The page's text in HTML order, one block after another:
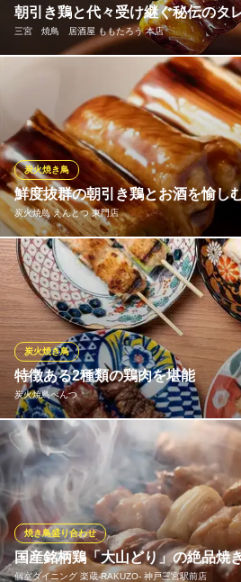
神戸三宮 炭焼き鳥 にはとりや 三
炭火焼鳥/絶品鶏料理
神戸市営地下鉄西神・山手線三宮駅
兵庫県神戸市中央区北長狭通2-10-10 三木ビル2F
朝引き鶏と代々受け継ぐ秘伝のタ
三宮 焼鳥 居酒屋 ももたろう 本店
朝引きの新鮮な若鶏に、代々職人に受
っぷりと浸し、備長炭で旨みと香りを
鳥」が自慢。20年以上の伝統を持つ当
で、外はパリッと中はジューシーな焼
ーズナブルにご提供。ぜひ色々な部位
三宮 焼鳥 居酒屋 ももたろう 本
個室で炭火焼鳥と鳥料理
ＪＲ神戸線三ノ宮駅 徒歩3分
兵庫県神戸市中央区北長狭通2-10-11 第7シャル
鮮度抜群の朝引き鶏とお酒を愉し
炭火焼鳥 えんとつ 東門店
炭火焼き鳥
当店では鮮度抜群の朝引きされた鶏を
鮮な鶏を職人の手で一串一串、毎日心
鶏以外にも大エビ肉巻・野菜などの串
す。
炭火焼鳥 えんとつ 東門店
炭火焼鳥
神戸市営地下鉄西神・山手線三宮駅
兵庫県神戸市中央区中山手通1-6-13 水野ビル1F
特徴ある2種類の鶏肉を堪能
炭火焼鳥べんつ
炭火焼き鳥
旨味が豊富で、赤身の力強さと上質な
県産地鶏“大和肉鶏”。噛むほどに広が
ずしくジューシーな香川県産の“さぬき
に旨味を感じる上品な肉質。それぞれ
た焼鳥を、心ゆくまでご堪能ください。
炭火焼鳥べんつ
国産銘柄鶏「大山どり」の絶品焼
個室ダイニング 楽蔵‐RAKUZO‐ 神戸三宮駅前店
焼き鳥盛り合わせ